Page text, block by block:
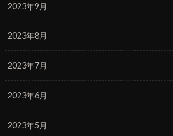
2023年9月
2023年8月
2023年7月
2023年6月
2023年5月